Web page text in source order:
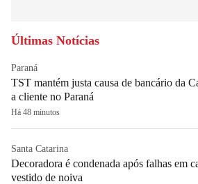
Últimas Notícias
Paraná
TST mantém justa causa de bancário da
a cliente no Paraná
Há 48 minutos
Santa Catarina
Decoradora é condenada após falhas em
vestido de noiva